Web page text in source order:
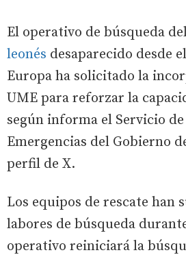
El operativo de búsqueda
leonés desaparecido desde
Europa ha solicitado la
UME para reforzar la
según informa el Servicio
Emergencias del Gobierno
perfil de X.
Los equipos de rescate han
labores de búsqueda
operativo reiniciará la